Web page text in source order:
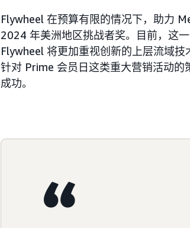
Flywheel 在预算有限的情况下，助力
2024 年美洲地区挑战者奖。目前，这
Flywheel 将更加重视创新的上层流域
针对 Prime 会员日这类重大营销活动
成功。